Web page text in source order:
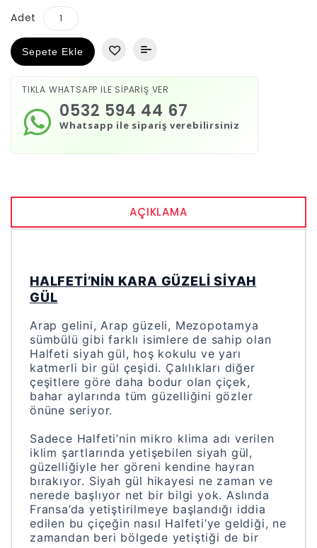
Adet
Sepete Ekle
TIKLA WHATSAPP İLE SİPARİŞ VER
Whatsapp ile sipariş verebilirsiniz
0532 594 44 67
AÇIKLAMA
HALFETI’NIN KARA GÜZELI SIYAH
GÜL
Arap gelini, Arap güzeli, Mezopotamya
sümbülü gibi farklı isimlere de sahip olan
Halfeti siyah gül, hoş kokulu ve yarı
katmerli bir gül çeşidi. Çalılıkları diğer
çeşitlere göre daha bodur olan çiçek,
bahar aylarında tüm güzelliğini gözler
önüne seriyor.
Sadece Halfeti’nin mikro klima adı verilen
iklim şartlarında yetişebilen siyah gül,
güzelliğiyle her göreni kendine hayran
bırakıyor. Siyah gül hikayesi ne zaman ve
nerede başlıyor net bir bilgi yok. Aslında
Fransa’da yetiştirilmeye başlandığı iddia
edilen bu çiçeğin nasıl Halfeti’ye geldiği, ne
zamandan beri bölgede yetiştiği de bir